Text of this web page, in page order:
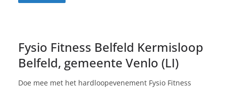
Fysio Fitness Belfeld Kermisloop
Belfeld, gemeente Venlo (LI)
Doe mee met het hardloopevenement Fysio Fitness